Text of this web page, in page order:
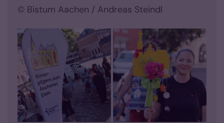
© Bistum Aachen / Andreas Steindl